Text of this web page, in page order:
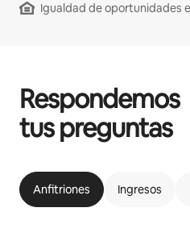
Igualdad de oportunidades
Respondemos
tus preguntas
Anfitriones Ingresos